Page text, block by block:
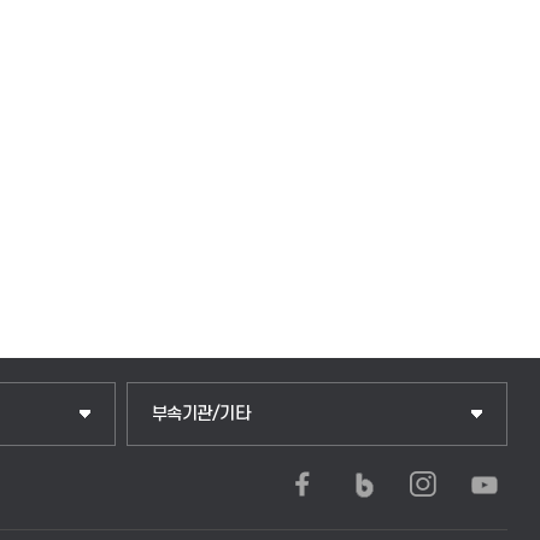
부속기관/기타